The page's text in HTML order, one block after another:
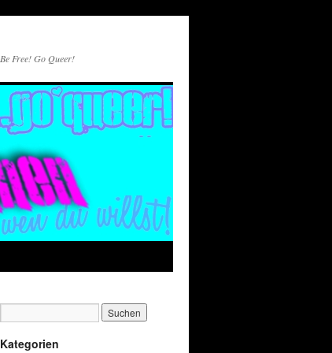
Be Free! Go Queer!
Kategorien